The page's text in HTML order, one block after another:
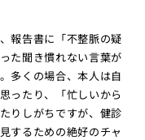
報告書に「不整脈の疑
た聞き慣れない言葉が
多くの場合、本人は自
ったり、「忙しいから
りしがちですが、健診
するための絶好のチャ